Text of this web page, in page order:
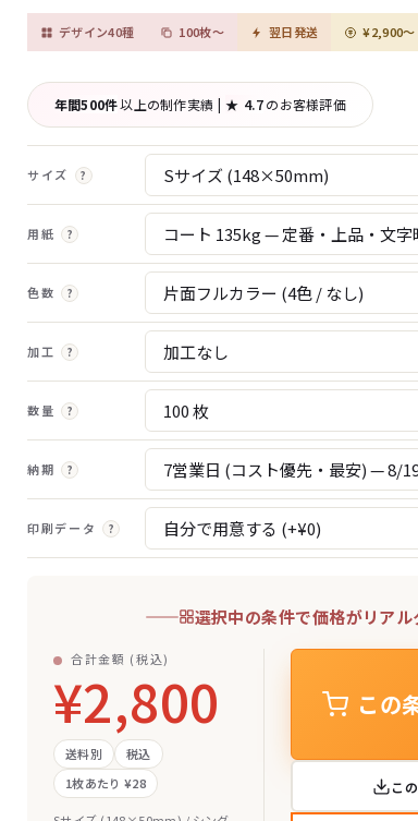
デザイン40種 100枚〜 翌日発送 ¥2,900〜
年間500件以上の制作実績 | ★ 4.7のお客様評価
サイズ ?
用紙 ?
色数 ?
加工 ?
数量 ?
納期 ?
印刷データ ?
選択中の条件で価格がリア
合計金額 (税込)
¥2,800
送料別
税込
1枚あたり ¥28
この
こ